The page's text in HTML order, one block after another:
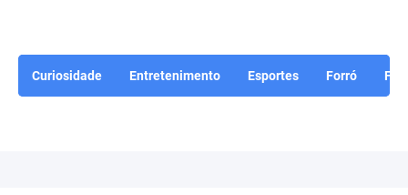
Curiosidade Entretenimento Esportes Forró